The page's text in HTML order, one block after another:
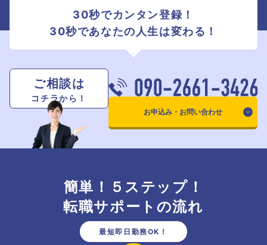
30秒でカンタン登録！
30秒であなたの人生は変わる！
ご相談は
コチラから！
お申込み・お問い合わせ
簡単！５ステップ！
転職サポートの流れ
最短即日勤務OK！